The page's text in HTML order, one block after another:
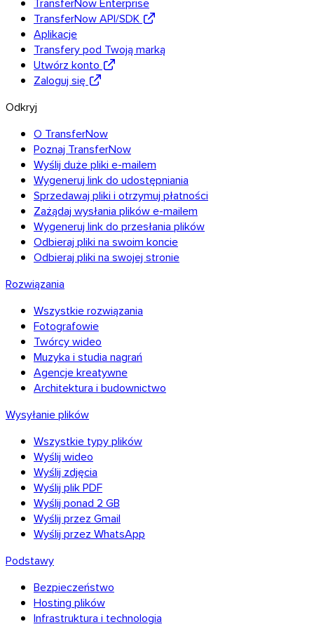
Linux
iOS
TransferNow API/SDK
Aplikacje
Transfery pod Twoją marką
Utwórz konto
Zaloguj się
Odkryj
O TransferNow
Poznaj TransferNow
Wyślij duże pliki e-mailem
Wygeneruj link do udostępniania
Sprzedawaj pliki i otrzymuj płatności
Zażądaj wysłania plików e-mailem
Wygeneruj link do przesłania plików
Odbieraj pliki na swoim koncie
Odbieraj pliki na swojej stronie
Rozwiązania
Wszystkie rozwiązania
Fotografowie
Twórcy wideo
Muzyka i studia nagrań
Agencje kreatywne
Architektura i budownictwo
Wysyłanie plików
Wszystkie typy plików
Wyślij wideo
Wyślij zdjęcia
Wyślij plik PDF
Wyślij ponad 2 GB
Wyślij przez Gmail
Wyślij przez WhatsApp
Podstawy
Bezpieczeństwo
Hosting plików
Infrastruktura i technologia